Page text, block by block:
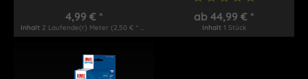
4,99 € *
Inhalt 2 Laufende(r) Meter(2,50 € * / 1 Laufende(r) Meter)
ab 44,99 € *
Inhalt1 Stück